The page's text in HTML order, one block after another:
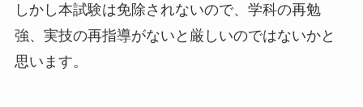
しかし本試験は免除されないので、学科の再勉
強、実技の再指導がないと厳しいのではないかと
思います。